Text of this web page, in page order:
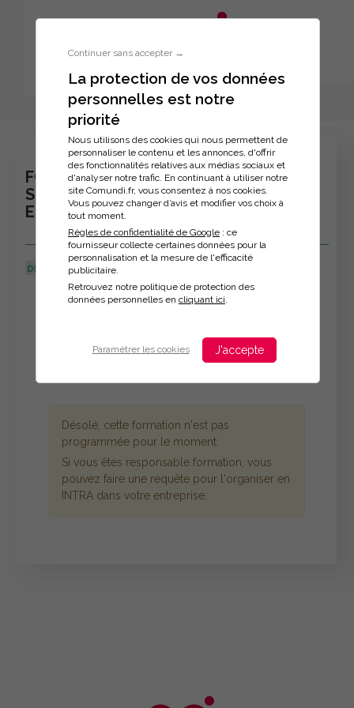
Continuer sans accepter →
La protection de vos données
personnelles est notre
priorité
Nous utilisons des cookies qui nous permettent de
personnaliser le contenu et les annonces, d'offrir
des fonctionnalités relatives aux médias sociaux et
d'analyser notre trafic. En continuant à utiliser notre
site Comundi.fr, vous consentez à nos cookies.
Vous pouvez changer d’avis et modifier vos choix à
tout moment.
Règles de confidentialité de Google : ce
fournisseur collecte certaines données pour la
personnalisation et la mesure de l'efficacité
publicitaire.
Retrouvez notre politique de protection des
données personnelles en cliquant ici
Paramétrer les cookies J'accepte
Inscription à la formation
FORMATION - OPEN-SPACE : LES 8
SECRETS POUR RESTER ZEN ET
EFFICACE
DERNIÈRE MISE À JOUR :
Veuillez décrire votre situation
Désolé, cette formation n'est pas
programmée pour le moment.
Si vous êtes responsable formation, vous
pouvez faire une requête pour l'organiser en
INTRA dans votre entreprise.